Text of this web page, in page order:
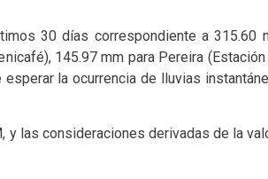
30 días correspondiente a 315.60
145.97 mm para Pereira
la ocurrencia de lluvias
y las consideraciones derivadas de la